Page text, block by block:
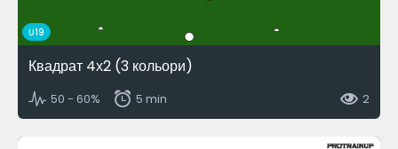
U19
Квадрат 4х2 (3 кольори)
50 - 60% 5 min 2